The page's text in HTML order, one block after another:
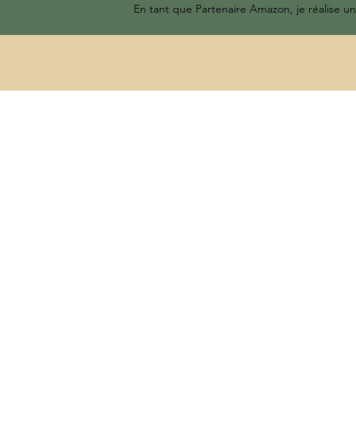
En tant que Partenaire Amazon, je réalise